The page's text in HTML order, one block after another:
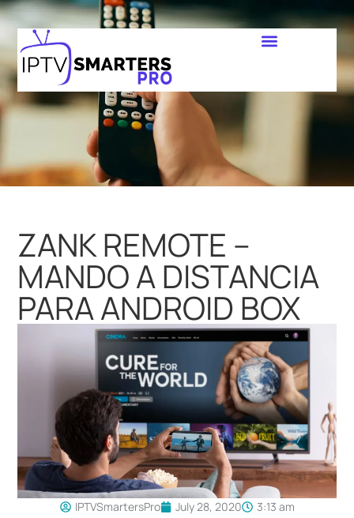
ZANK REMOTE –
MANDO A DISTANCIA
PARA ANDROID BOX
IPTVSmartersPro July 28, 2020 3:13 am